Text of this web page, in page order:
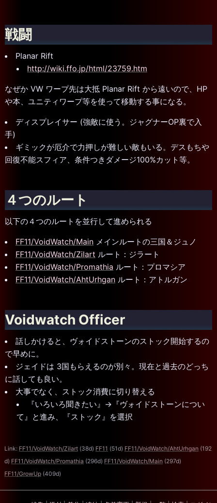
戦闘
Planar Rift
http://wiki.ffo.jp/html/23759.htm
なぜか VW ワープ先は大抵 Planar Rift から遠いので、HP
や本、ユニティワープ等を使って移動する事になる。
ディスプレイサー (強敵に使う。ジャグナーOP裏で入
手)
ギミックが厄介で力押しが難しい敵もいる。デスもちや
回復不能スフィア、条件つきダメージ100%カット等。
４つのルート
以下の４つのルートを並行して進められる
FF11/VoidWatch/Main メインルートの三国＆ジュノ
FF11/VoidWatch/Zilart ルート：ジラート
FF11/VoidWatch/Promathia ルート：プロマシア
FF11/VoidWatch/AhtUrhgan ルート：アトルガン
Voidwatch Officer
話しかけると、ヴォイドストーンのストック開始するの
で早めに。
ジェイドは 3国もらえるのが別々。現在と過去のどっち
に話しても良い。
大事でなく、ストック消費に切り替える
『いろいろ聞きたい』→『ヴォイドストーンについ
て』と進み、『ストック』を選択
Link: FF11/VoidWatch/Zilart (38d) FF11 (51d) FF11/VoidWatch/AhtUrhgan (192
d) FF11/VoidWatch/Promathia (296d) FF11/VoidWatch/Main (297d)
FF11/GrowUp (409d)